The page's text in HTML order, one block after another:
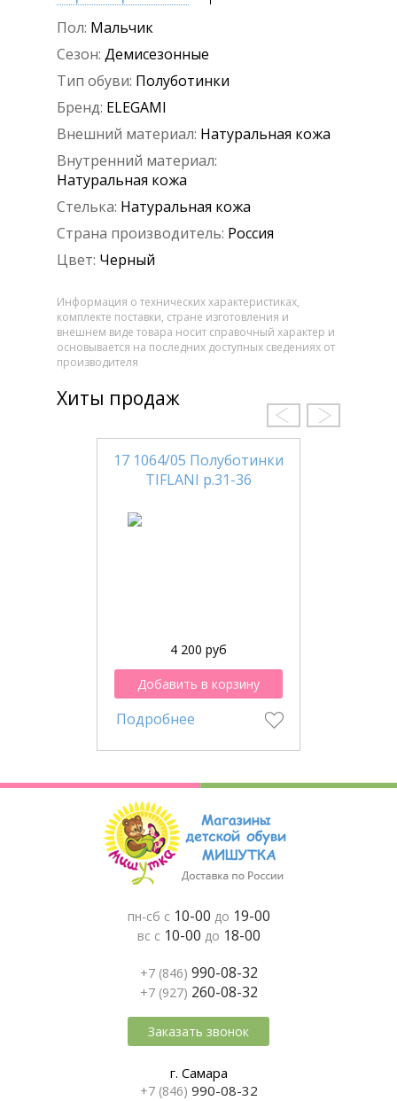
Пол: Мальчик
Сезон: Демисезонные
Тип обуви: Полуботинки
Бренд: ELEGAMI
Внешний материал: Натуральная кожа
Внутренний материал:
Натуральная кожа
Стелька: Натуральная кожа
Страна производитель: Россия
Цвет: Черный
Информация о технических характеристиках,
комплекте поставки, стране изготовления и
внешнем виде товара носит справочный характер и
основывается на последних доступных сведениях от
производителя
Хиты продаж
17 1064/05 Полуботинки
TIFLANI р.31-36
4 200 руб
Добавить в корзину
Подробнее
пн-сб с 10-00 до 19-00
вс с 10-00 до 18-00
+7 (846) 990-08-32
+7 (927) 260-08-32
Заказать звонок
г. Самара
+7 (846) 990-08-32